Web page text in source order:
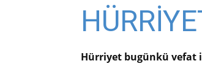
Hürriyet bugünkü vefat